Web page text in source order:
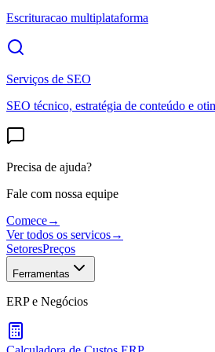
Escrituracao multiplataforma
Serviços de SEO
SEO técnico, estratégia de conteúdo e
Precisa de ajuda?
Fale com nossa equipe
Comece→
Ver todos os servicos→
SetoresPreços
Ferramentas
ERP e Negócios